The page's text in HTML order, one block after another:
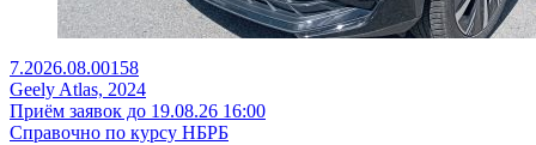
7.2026.08.00158
Geely Atlas, 2024
Приём заявок до 19.08.26 16:00
Справочно по курсу НБРБ